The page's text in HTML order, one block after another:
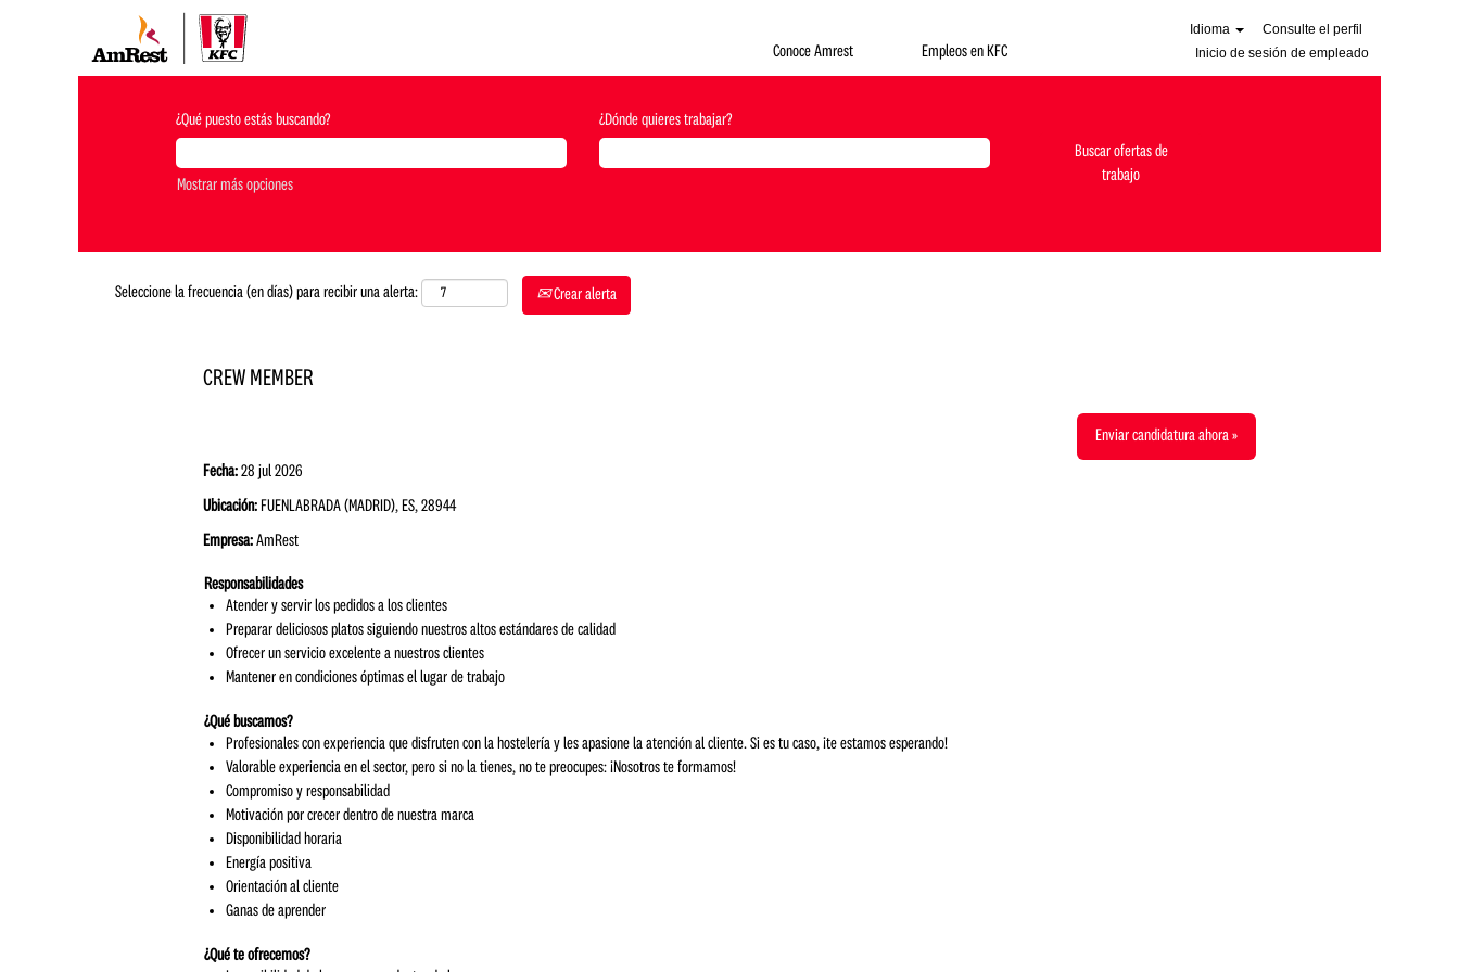
Conoce Amrest Empleos en KFC
Idioma
Consulte el perfil
Inicio de sesión de empleado
¿Qué puesto estás buscando? ¿Dónde quieres trabajar?
Mostrar más opciones
Seleccione la frecuencia (en días) para recibir una alerta: Crear alerta
CREW MEMBER
Enviar candidatura ahora »
Fecha:28 jul 2026
Ubicación: FUENLABRADA (MADRID), ES, 28944
Empresa:AmRest
Responsabilidades
Atender y servir los pedidos a los clientes
Preparar deliciosos platos siguiendo nuestros altos estándares de calidad
Ofrecer un servicio excelente a nuestros clientes
Mantener en condiciones óptimas el lugar de trabajo
¿Qué buscamos?
Profesionales con experiencia que disfruten con la hostelería y les apasione la atención al cliente. Si es tu caso, ¡te estamos esperando!
Valorable experiencia en el sector, pero si no la tienes, no te preocupes: ¡Nosotros te formamos!
Compromiso y responsabilidad
Motivación por crecer dentro de nuestra marca
Disponibilidad horaria
Energía positiva
Orientación al cliente
Ganas de aprender
¿Qué te ofrecemos?